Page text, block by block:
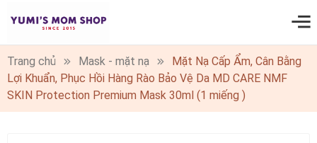
0
Trang chủ Mask - mặt nạ
Mặt Nạ Cấp Ẩm, Cân Bằng
Lợi Khuẩn, Phục Hồi Hàng Rào Bảo Vệ Da MD CARE NMF
SKIN Protection Premium Mask 30ml (1 miếng )